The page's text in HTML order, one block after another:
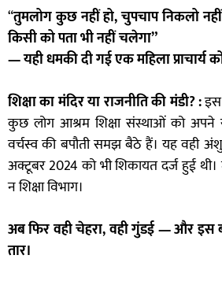
“तुमलोग कुछ नहीं हो, चुपचाप निकलो
किसी को पता भी नहीं चलेगा”
— यही धमकी दी गई एक महिला प्राचार्य
शिक्षा का मंदिर या राजनीति की मंडी?:
कुछ लोग आश्रम शिक्षा संस्थाओं को अपने
वर्चस्व की बपौती समझ बैठे हैं। यह वही
अक्टूबर 2024 को भी शिकायत दर्ज हुई
न शिक्षा विभाग।
अब फिर वही चेहरा, वही गुंडई — और इस
तार।